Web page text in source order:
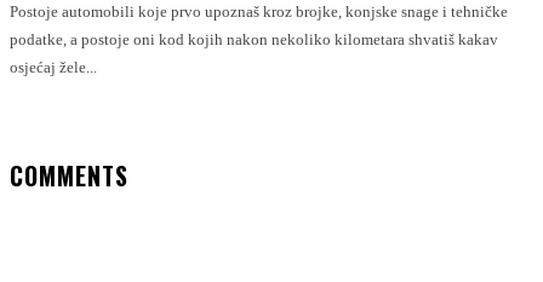
Postoje automobili koje prvo upoznaš kroz brojke, konjske snage i tehničke
podatke, a postoje oni kod kojih nakon nekoliko kilometara shvatiš kakav
osjećaj žele...
COMMENTS